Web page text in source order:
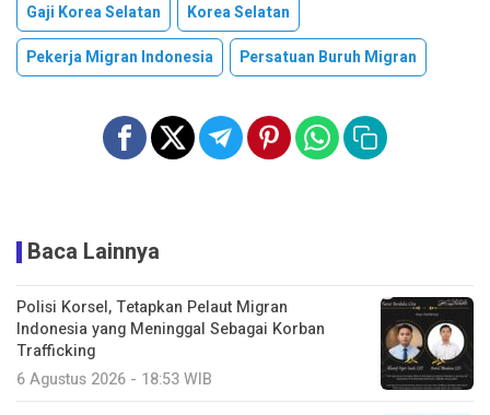
Gaji Korea Selatan
Korea Selatan
Pekerja Migran Indonesia
Persatuan Buruh Migran
Baca Lainnya
Polisi Korsel, Tetapkan Pelaut Migran
Indonesia yang Meninggal Sebagai Korban
Trafficking
6 Agustus 2026 - 18:53 WIB